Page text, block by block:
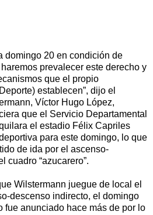
domingo 20 en condición de
prevalecer este derecho y
que el propio
establecen”, dijo el
Víctor Hugo López,
que el Servicio Departamental
el estadio Félix Capriles
para este domingo, lo que
de ida por el ascenso-
cuadro “azucarero”.
Wilstermann juegue de local el
descenso indirecto, el domingo
fue anunciado hace más de por lo